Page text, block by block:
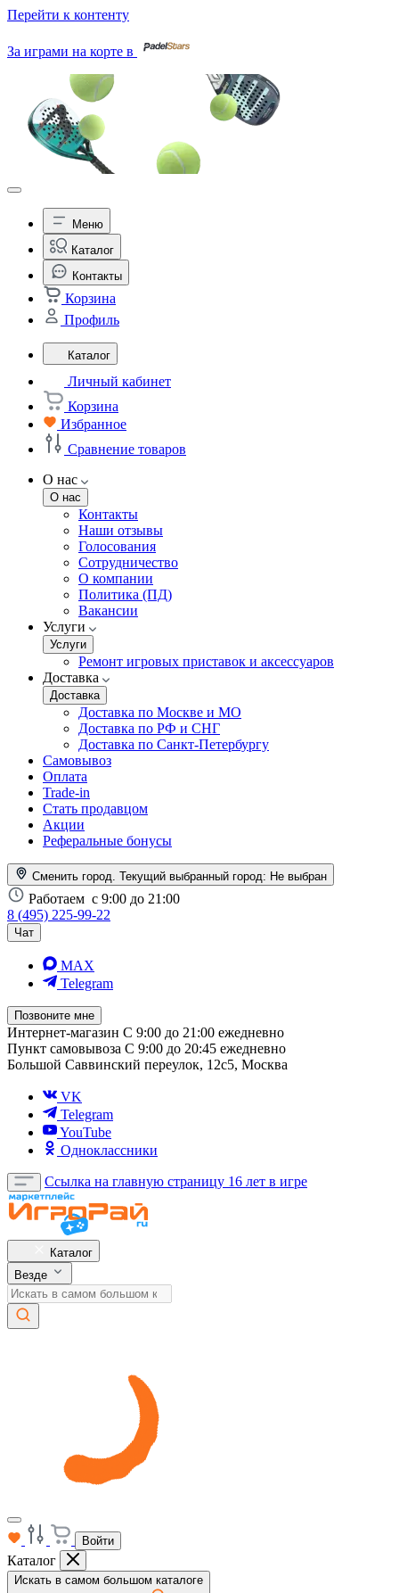
Перейти к контенту
За играми на корте в
Меню
Каталог
Контакты
Корзина
Профиль
Каталог
Личный кабинет
Корзина
Избранное
Сравнение товаров
О нас
О нас
Контакты
Наши отзывы
Голосования
Сотрудничество
О компании
Политика (ПД)
Вакансии
Услуги
Услуги
Ремонт игровых приставок и аксессуаров
Доставка
Доставка
Доставка по Москве и МО
Доставка по РФ и СНГ
Доставка по Санкт-Петербургу
Самовывоз
Оплата
Trade-in
Стать продавцом
Акции
Реферальные бонусы
Сменить город. Текущий выбранный город: Не выбран
Работаем с 9:00 до 21:00
8 (495) 225-99-22
Чат
MAX
Telegram
Позвоните мне
Интернет-магазин С 9:00 до 21:00 ежедневно
Пункт самовывоза С 9:00 до 20:45 ежедневно
Большой Саввинский переулок, 12с5, Москва
VK
Telegram
YouTube
Одноклассники
Ссылка на главную страницу 16 лет в игре
Каталог
Везде
Войти
Каталог
Искать в самом большом каталоге